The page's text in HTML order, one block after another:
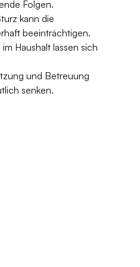
Folgen.
kann die
beeinträchtigen.
Haushalt lassen sich
und Betreuung
senken.